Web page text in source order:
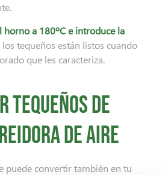
horno a 180ºC e introduce la
los tequeños están listos cuando
que les caracteriza.
tequeños de
de aire
puede convertir también en tu